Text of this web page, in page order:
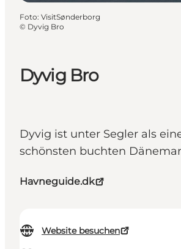
Dyvig Bro
Dyvig ist unter Segler als
schönsten buchten
Havneguide.dk
Website besuchen
Foto: VisitSønderborg
© Dyvig Bro